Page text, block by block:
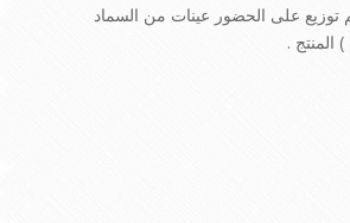
توزيع على الحضور عينات من السماد
.